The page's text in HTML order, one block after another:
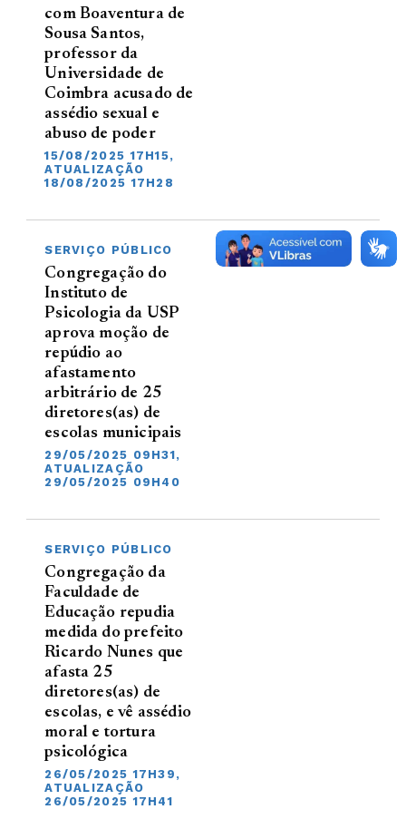
com Boaventura de
Sousa Santos,
professor da
Universidade de
Coimbra acusado de
assédio sexual e
abuso de poder
15/08/2025 17H15,
ATUALIZAÇÃO
18/08/2025 17H28
SERVIÇO PÚBLICO
Congregação do
Instituto de
Psicologia da USP
aprova moção de
repúdio ao
afastamento
arbitrário de 25
diretores(as) de
escolas municipais
29/05/2025 09H31,
ATUALIZAÇÃO
29/05/2025 09H40
SERVIÇO PÚBLICO
Congregação da
Faculdade de
Educação repudia
medida do prefeito
Ricardo Nunes que
afasta 25
diretores(as) de
escolas, e vê assédio
moral e tortura
psicológica
26/05/2025 17H39,
ATUALIZAÇÃO
26/05/2025 17H41